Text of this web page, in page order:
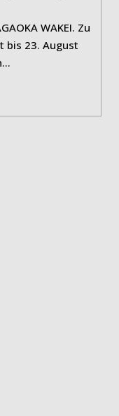
WAKEI. Zu
bis 23. August